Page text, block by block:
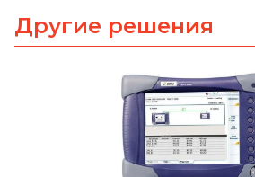
Другие решения